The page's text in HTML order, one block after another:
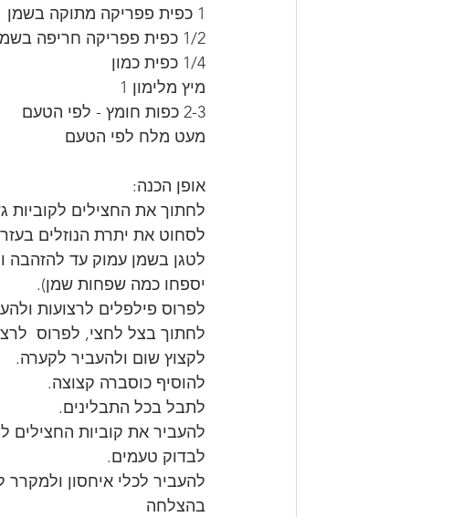
1 כפית פפריקה מתוקה בשמן
1/2 כפית פפריקה חריפה בשמן
1/4 כפית כמון
מיץ מלימון 1
2-3 כפות חומץ - לפי הטעם
מעט מלח לפי הטעם
אופן הכנה:
לחתוך את החצילים לקוביות
לסחוט את יתרת הנוזלים
לטגן בשמן עמוק עד להזהבה
יספחו כמה שפחות שמן).
לפרוס פילפלים לרצועות
לחתוך בצל לחצי, לפרוס
לקצוץ שום ולהעביר לקערה.
להוסיף כוסברה קצוצה.
לתבל בכל התבלינים.
להעביר את קוביות החצילים
לבדוק טעמים.
להעביר לכלי איחסון
בהצלחה